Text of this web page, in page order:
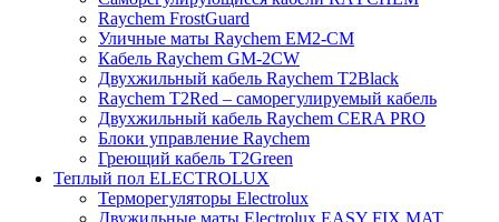
Raychem FrostGuard
Уличные маты Raychem EM2-CM
Кабель Raychem GM-2CW
Двухжильный кабель Raychem T2Black
Raychem T2Red – саморегулируемый кабель
Двухжильный кабель Raychem CERA PRO
Блоки управление Raychem
Греющий кабель T2Green
Теплый пол ELECTROLUX
Терморегуляторы Electrolux
Двужильные маты Electrolux EASY FIX MAT